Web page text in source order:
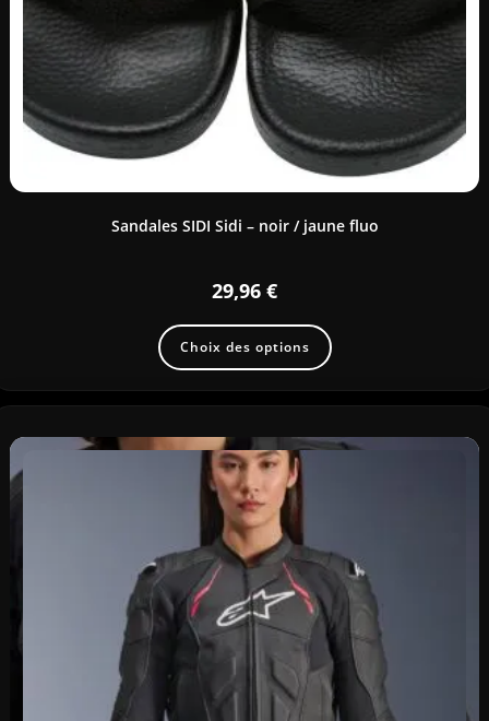
Sandales SIDI Sidi – noir / jaune fluo
29,96 €
Choix des options